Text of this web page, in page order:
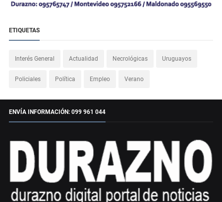
ETIQUETAS
Interés General Actualidad Necrológicas Uruguayos
Policiales Política Empleo Verano
ENVÍA INFORMACIÓN: 099 961 044